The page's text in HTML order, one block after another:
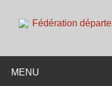
content
MENU